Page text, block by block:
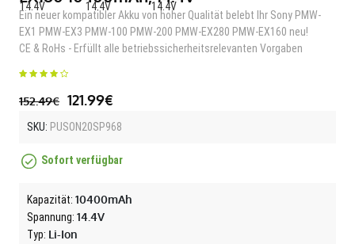
Ein neuer kompatibler Akku von hoher Qualität belebt Ihr Sony PMW-
EX1 PMW-EX3 PMW-100 PMW-200 PMW-EX280 PMW-EX160 neu!
CE & RoHs - Erfüllt alle betriebssicherheitsrelevanten Vorgaben
152.49€ 121.99€
SKU: PUSON20SP968
Sofort verfügbar
Kapazität: 10400mAh
Spannung: 14.4V
Typ: Li-Ion